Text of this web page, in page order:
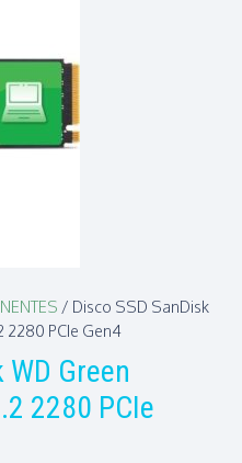
/ Disco SSD SanDisk
PCIe Gen4
WD Green
2280 PCIe